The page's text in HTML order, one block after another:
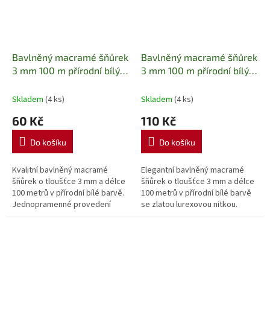
Bavlněný macramé šňůrek
3 mm 100 m přírodní bílý
příze na macramé,
tvoření
Skladem (4 ks)
60 Kč
Do košíku
Kvalitní bavlněný macramé
šňůrek o tloušťce 3 mm a délce
100 metrů v přírodní bílé barvě.
Jednopramenné provedení
umožňuje snadné rozčesávání,
Bavlněný macramé šňůrek
3 mm 100 m přírodní bílý
Jednopramenná bavlněná
nitkou na macramé a
dekorace
Skladem (4 ks)
110 Kč
Do košíku
Elegantní bavlněný macramé
šňůrek o tloušťce 3 mm a délce
100 metrů v přírodní bílé barvě
se zlatou lurexovou nitkou.
Jednopramenné provedení